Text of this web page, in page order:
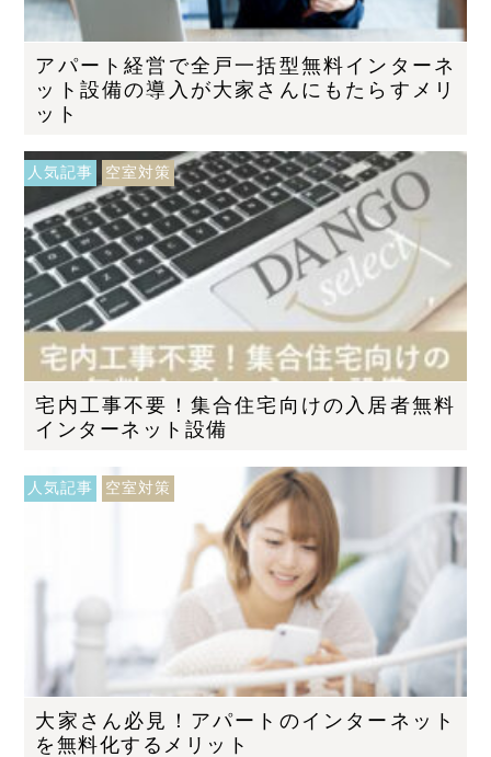
アパート経営で全戸一括型無料インターネ
ット設備の導入が大家さんにもたらすメリ
ット
人気記事 空室対策
宅内工事不要！集合住宅向けの入居者無料
インターネット設備
人気記事 空室対策
大家さん必見！アパートのインターネット
を無料化するメリット